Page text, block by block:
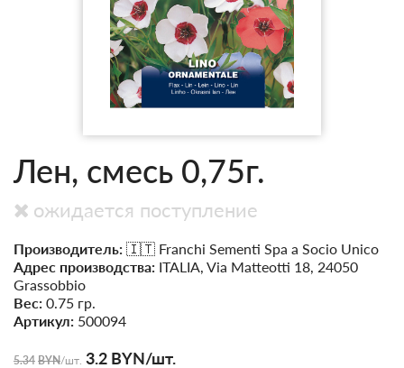
Лен, смесь 0,75г.
ожидается поступление
Производитель: 🇮🇹 Franchi Sementi Spa a Socio Unico
Адрес производства: ITALIA, Via Matteotti 18, 24050
Grassobbio
Вес: 0.75 гр.
Артикул: 500094
5.34 BYN/шт. 3.2 BYN/шт.